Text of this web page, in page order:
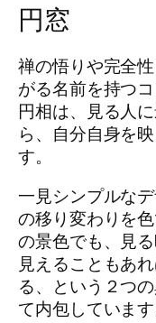
円窓
禅の悟りや完全
がる名前を持つ
円相は、見る人
ら、自分自身を
す。
一見シンプルな
の移り変わりを
の景色でも、見
見えることもあ
る、という２つ
て内包しています